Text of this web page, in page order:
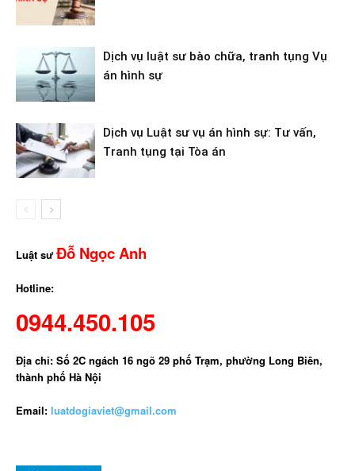
Dịch vụ luật sư bào chữa, tranh tụng Vụ
án hình sự
Dịch vụ Luật sư vụ án hình sự: Tư vấn,
Tranh tụng tại Tòa án
Luật sưĐỗ Ngọc Anh
Hotline:
0944.450.105
Địa chỉ: Số 2C ngách 16 ngõ 29 phố Trạm, phường Long Biên,
thành phố Hà Nội
Email: luatdogiaviet@gmail.com